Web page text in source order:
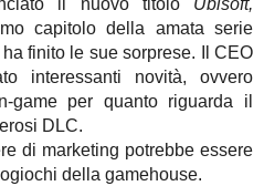
il nuovo titolo Ubisoft,
capitolo della amata serie
finito le sue sorprese. Il CEO
interessanti novità, ovvero
game per quanto riguarda il
DLC.
di marketing potrebbe essere
della gamehouse.